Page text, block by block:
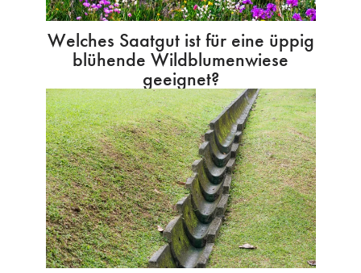
Welches Saatgut ist für eine üppig
blühende Wildblumenwiese
geeignet?